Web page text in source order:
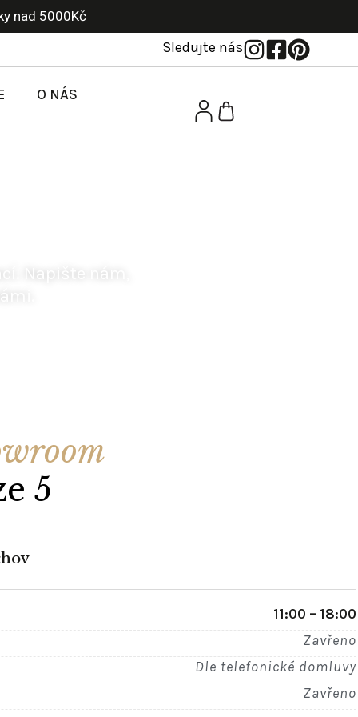
nad 5000Kč
Sledujte nás
O NÁS
Napište nám,
5
11:00 – 18:00
Zavřeno
Dle telefonické domluvy
Zavřeno